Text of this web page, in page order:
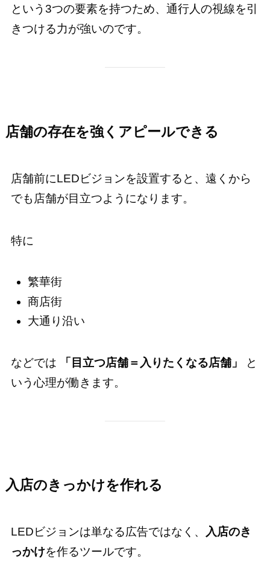
という3つの要素を持つため、通行人の視線を引
きつける力が強いのです。
店舗の存在を強くアピールできる
店舗前にLEDビジョンを設置すると、遠くから
でも店舗が目立つようになります。
特に
繁華街
商店街
大通り沿い
などでは 「目立つ店舗＝入りたくなる店舗」
と
いう心理が働きます。
入店のきっかけを作れる
LEDビジョンは単なる広告ではなく、 入店のき
っかけを作るツールです。